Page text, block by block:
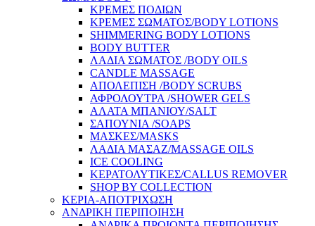
ΚΡΕΜΕΣ ΠΟΔΙΩΝ
ΚΡΕΜΕΣ ΣΩΜΑΤΟΣ/BODY LOTIONS
SHIMMERING BODY LOTIONS
BODY BUTTER
ΛΑΔΙΑ ΣΩΜΑΤΟΣ /BODY OILS
CANDLE MASSAGE
ΑΠΟΛΕΠΙΣΗ /BODY SCRUBS
ΑΦΡΟΛΟΥΤΡΑ /SHOWER GELS
ΑΛΑΤΑ ΜΠΑΝΙΟΥ/SALT
ΣΑΠΟΥΝΙΑ /SOAPS
ΜΑΣΚΕΣ/MASKS
ΛΑΔΙΑ ΜΑΣΑΖ/MASSAGE OILS
ICE COOLING
ΚΕΡΑΤΟΛΥΤΙΚΕΣ/CALLUS REMOVER
SHOP BY COLLECTION
ΚΕΡΙΑ-ΑΠΟΤΡΙΧΩΣΗ
ΑΝΔΡΙΚΗ ΠΕΡΙΠΟΙΗΣΗ